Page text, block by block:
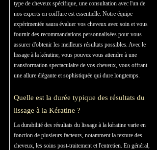
type de cheveux spécifique, une consultation avec l'un de
nos experts en coiffure est essentielle. Notre équipe
expérimentée saura évaluer vos cheveux avec soin et vous
fournir des recommandations personnalisées pour vous
assurer d'obtenir les meilleurs résultats possibles. Avec le
lissage à la kératine, vous pouvez vous attendre à une
transformation spectaculaire de vos cheveux, vous offrant
une allure élégante et sophistiquée qui dure longtemps.
Quelle est la durée typique des résultats du
lissage à la Kératine ?
La durabilité des résultats du lissage à la kératine varie en
fonction de plusieurs facteurs, notamment la texture des
cheveux, les soins post-traitement et l'entretien. En général,